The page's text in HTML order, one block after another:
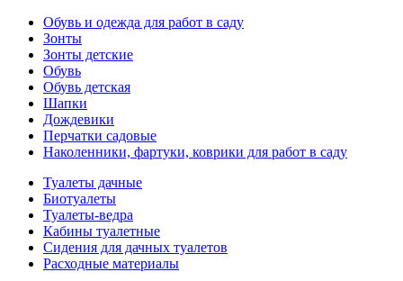
Обувь и одежда для работ в саду
Зонты
Зонты детские
Обувь
Обувь детская
Шапки
Дождевики
Перчатки садовые
Наколенники, фартуки, коврики для работ в саду
Туалеты дачные
Биотуалеты
Туалеты-ведра
Кабины туалетные
Сидения для дачных туалетов
Расходные материалы